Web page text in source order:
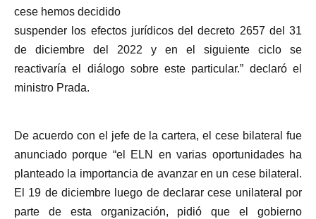
cese hemos decidido
suspender los efectos jurídicos del decreto 2657 del 31
de diciembre del 2022 y en el siguiente ciclo se
reactivaría el diálogo sobre este particular.” declaró el
ministro Prada.
De acuerdo con el jefe de la cartera, el cese bilateral fue
anunciado porque “el ELN en varias oportunidades ha
planteado la importancia de avanzar en un cese bilateral.
El 19 de diciembre luego de declarar cese unilateral por
parte de esta organización, pidió que el gobierno